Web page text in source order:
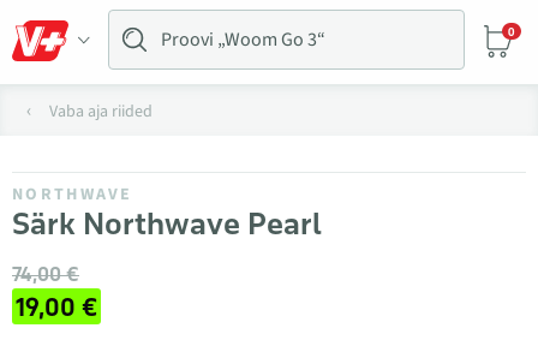
0
Vaba aja riided
NORTHWAVE
Särk Northwave Pearl
74,00 €
19,00 €